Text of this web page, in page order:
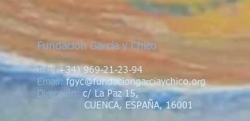
Fundación García y Chico
Tel: (+34) 969-21-23-94
Email: fgyc@fundaciongarciaychico.org
Dirección : c/ La Paz 15,
CUENCA, ESPAÑA, 16001